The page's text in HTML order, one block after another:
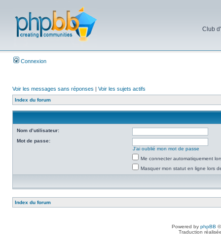
Club
Connexion
Voir les messages sans réponses | Voir les sujets actifs
Index du forum
Nom d’utilisateur:
Mot de passe:
J’ai oublié mon mot de passe
Me connecter automatiquement
Masquer mon statut en ligne lors
Index du forum
Powered by phpBB
Traduction